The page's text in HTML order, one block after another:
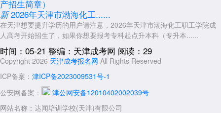
五、录取原则与照顾加分政策
天津市渤海化工职工学院成人高考录取工作遵循天津市招生考试院的
统一部署，在天津市成人高校招生最低录取控制分数线基础上，根据考生
志愿和考试成绩从高分到低分择优录取。符合天津市规定照顾加分条件的
考生，如年满25周岁以上人员(以2026年12月31日前为准)、少数民族考
生、退役军人等，须在报名时提交相应证明材料，经审核通过后享受相应
加分。具体加分项目和分值以天津市当年成人高考照顾政策为准，可登录
天津招考资讯网查询。
六、学费标准与毕业待遇
天津市渤海化工职工学院成人高等教育学费严格执行天津市物价部门
新 2026年天津市渤海化工......
在天津想要提升学历的用户请注意，2026年天津市渤海化工职工学院成
人高考开始招生了，如果你想要报考专科起点升本科（专升本......
时间：05-21 整编：天津成考网 阅读：29
Copyright 2026 天津成考报名网 All Rights Reserved
ICP备案： 津ICP备2023009531号-1
公安网备案：
津公网安备12010402002039号
网站名称：达闻培训学校(天津)有限公司